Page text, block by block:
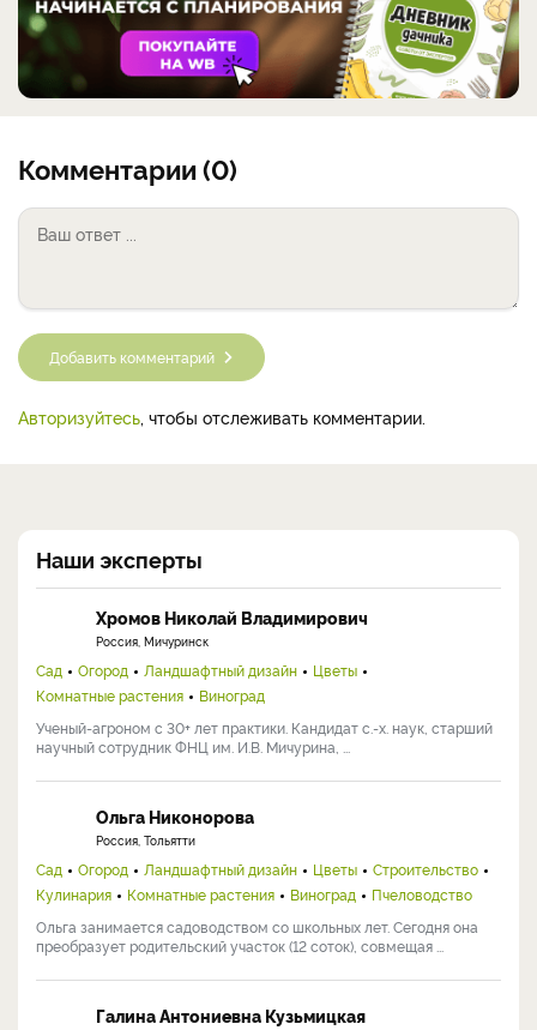
Комментарии (0)
Добавить комментарий
Авторизуйтесь, чтобы отслеживать комментарии.
Наши эксперты
Хромов Николай Владимирович
Россия, Мичуринск
Сад Огород Ландшафтный дизайн
Цветы
Комнатные растения
Виноград
Ученый-агроном с 30+ лет практики. Кандидат с.-х. наук, старший
научный сотрудник ФНЦ им. И.В. Мичурина, ...
Ольга Никонорова
Россия, Тольятти
Сад Огород Ландшафтный дизайн Цветы
Строительство
Кулинария
Комнатные растения Виноград
Пчеловодство
Ольга занимается садоводством со школьных лет. Сегодня она
преобразует родительский участок (12 соток), совмещая ...
Галина Антониевна Кузьмицкая